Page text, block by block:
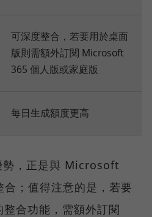
可深度整合，若要用於桌面
版則需額外訂閱 Microsoft
365 個人版或家庭版
每日生成額度更高
，正是與 Microsoft
；值得注意的是，若要
合功能，需額外訂閱